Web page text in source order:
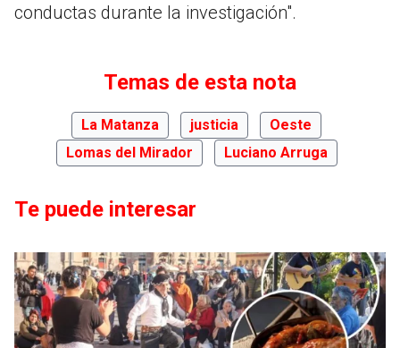
conductas durante la investigación".
Temas de esta nota
La Matanza justicia
Oeste
Lomas del Mirador
Luciano Arruga
Te puede interesar